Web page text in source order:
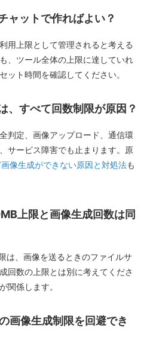
ャットで作ればよい？
用上限として管理されると考える
、ツール全体の上限に達していれ
ット時間を確認してください。
、すべて回数制限が原因？
判定、画像アップロード、通信環
サービス障害でも止まります。原
像生成ができない原因と対処法も
上限と画像生成回数は同
は、画像を送るときのファイルサ
回数の上限とは別に考えてくださ
関係します。
画像生成制限を回避でき